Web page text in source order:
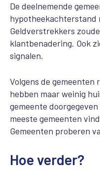
De deelnemende
hypotheekachterstand
Geldverstrekkers
klantbenadering. Ook
signalen.
Volgens de
hebben maar weinig
gemeente
meeste gemeenten
Gemeenten proberen
Hoe verder?